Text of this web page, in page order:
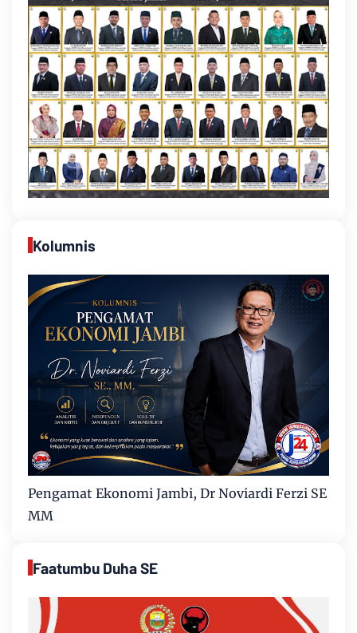
Kolumnis
Pengamat Ekonomi Jambi, Dr Noviardi Ferzi SE
MM
Faatumbu Duha SE